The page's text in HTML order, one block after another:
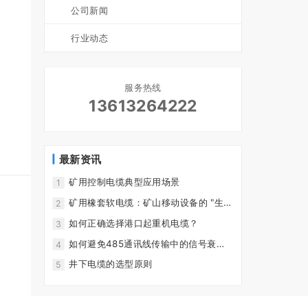
公司新闻
行业动态
服务热线
13613264222
最新资讯
1 矿用控制电缆典型应用场景
2
矿用橡套软电缆：矿山移动设备的 "生命
3 如何正确选择港口起重机电缆？
4 如何避免485通讯线传输中的信号衰
减？
5 井下电缆的选型原则